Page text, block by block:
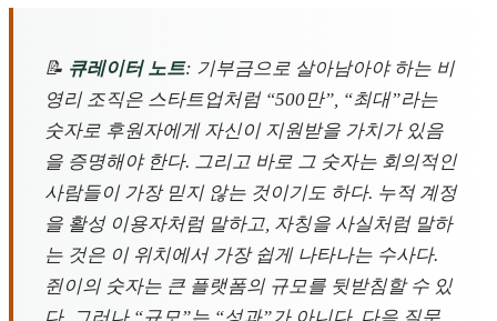
📝 큐레이터 노트: 기부금으로 살아남아야 하는 비
영리 조직은 스타트업처럼 “500만”, “최대”라는
숫자로 후원자에게 자신이 지원받을 가치가 있음
을 증명해야 한다. 그리고 바로 그 숫자는 회의적인
사람들이 가장 믿지 않는 것이기도 하다. 누적 계정
을 활성 이용자처럼 말하고, 자칭을 사실처럼 말하
는 것은 이 위치에서 가장 쉽게 나타나는 수사다.
쥔이의 숫자는 큰 플랫폼의 규모를 뒷받침할 수 있